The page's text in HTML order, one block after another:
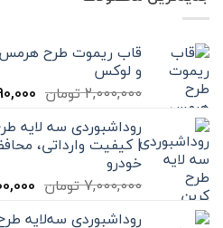
و لوکس
2,000,000تومان قیمت
بود.| کیفیت وارداتی،
خودرو
7,000,000تومان قیمت